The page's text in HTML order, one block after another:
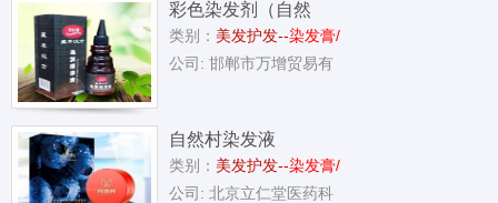
彩色染发剂（自然
黑）
类别： 美发护发--染发膏/
公司: 邯郸市万增贸易有
自然村染发液
类别： 美发护发--染发膏/
公司: 北京立仁堂医药科